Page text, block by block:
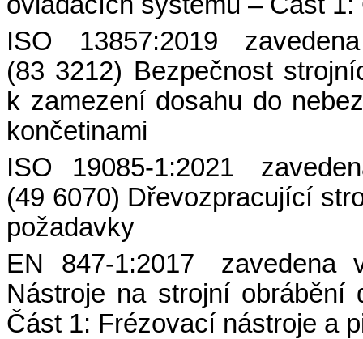
ISO 13857:2019
(83 3212) Bezpečnost
k zamezení dosahu do
končetinami
ISO 19085-1:2021
(49 6070) Dřevozpracující
požadavky
EN 847-1:2017 zavedena
Nástroje na strojní obrábění
Část 1: Frézovací nástroje a